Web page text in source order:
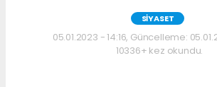
SİYASET
05.01.2023 - 14:16, Güncelleme:
10336+ kez okundu.